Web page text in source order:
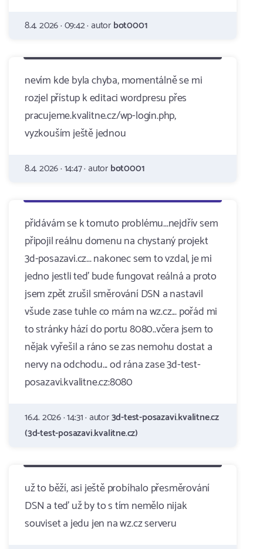
8.4. 2026 · 09:42 · autorbot0001
nevím kde byla chyba, momentálně se mi
rozjel přístup k editaci wordpresu přes
pracujeme.kvalitne.cz/wp-login.php,
vyzkouším ještě jednou
8.4. 2026 · 14:47 · autorbot0001
přidávám se k tomuto problému...nejdřív sem
připojil reálnu domenu na chystaný projekt
3d-posazavi.cz... nakonec sem to vzdal, je mi
jedno jestli teď bude fungovat reálná a proto
jsem zpět zrušil směrování DSN a nastavil
všude zase tuhle co mám na wz.cz... pořád mi
to stránky hází do portu 8080..včera jsem to
nějak vyřešil a ráno se zas nemohu dostat a
nervy na odchodu... od rána zase 3d-test-
posazavi.kvalitne.cz:8080
16.4. 2026 · 14:31 · autor3d-test-posazavi.kvalitne.cz
(3d-test-posazavi.kvalitne.cz)
už to běží, asi ještě probíhalo přesměrování
DSN a teď už by to s tím nemělo nijak
souviset a jedu jen na wz.cz serveru